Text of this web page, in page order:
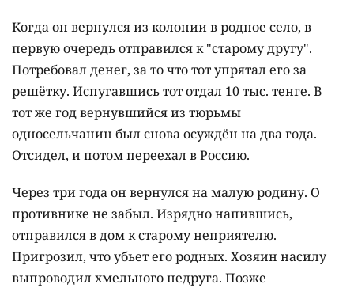
Когда он вернулся из колонии в родное село, в
первую очередь отправился к "старому другу".
Потребовал денег, за то что тот упрятал его за
решётку. Испугавшись тот отдал 10 тыс. тенге. В
тот же год вернувшийся из тюрьмы
односельчанин был снова осуждён на два года.
Отсидел, и потом переехал в Россию.
Через три года он вернулся на малую родину. О
противнике не забыл. Изрядно напившись,
отправился в дом к старому неприятелю.
Пригрозил, что убьет его родных. Хозяин насилу
выпроводил хмельного недруга. Позже